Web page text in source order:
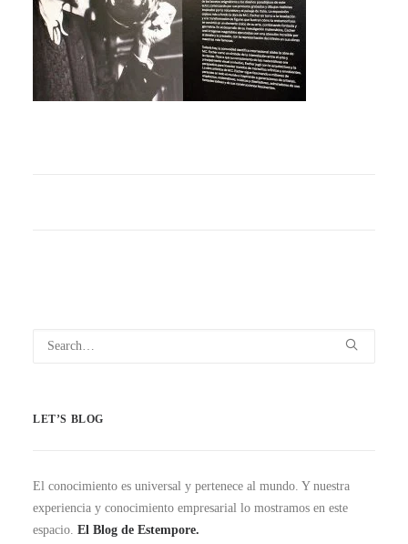
LET’S BLOG
El conocimiento es universal y pertenece al mundo. Y nuestra
experiencia y conocimiento empresarial lo mostramos en este
espacio. El Blog de Estempore.